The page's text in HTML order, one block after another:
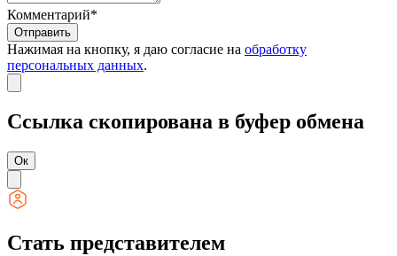
Комментарий*
Отправить
Нажимая на кнопку, я даю согласие на обработку
персональных данных.
Ссылка скопирована в буфер обмена
Ок
Стать представителем